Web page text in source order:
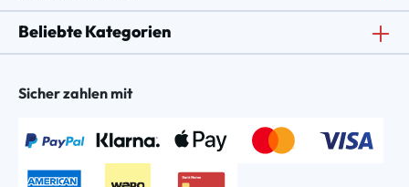
Beliebte Kategorien
Sicher zahlen mit